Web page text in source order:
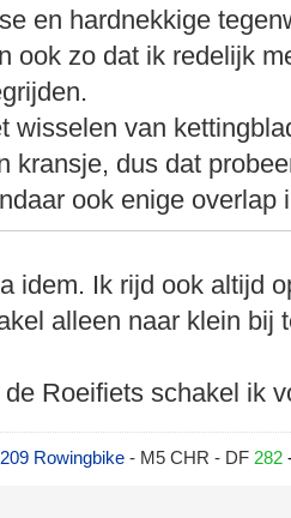
en hardnekkige
ook zo dat ik redelijk
wisselen van
kransje, dus dat
ook enige overlap
idem. Ik rijd ook altijd
alleen naar klein bij
de Roeifiets schakel ik
Rowingbike- M5 CHR - DF 282